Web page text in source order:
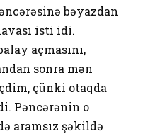
bəyazdan
isti idi.
açmasını,
sonra mən
çünki otaqda
Pəncərənin o
aramsız şəkildə